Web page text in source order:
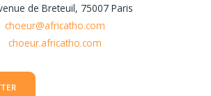
de Breteuil, 75007 Paris
choeur@africatho.com
choeur.africatho.com